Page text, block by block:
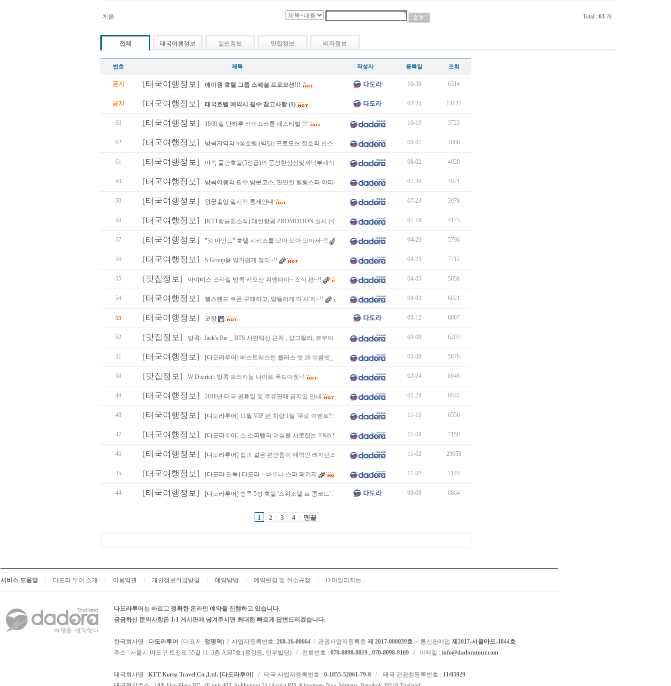
처음 Total : 63 개
전체 태국여행정보 일반정보 맛집정보 비자정보
번호 제목 작성자 등록일 조회
공지 [태국여행정보] 에이원 호텔 그룹 스페셜 프로모션!!! 10-30 6314
공지 [태국여행정보] 태국호텔 예약시 필수 참고사항 (1) 02-25 13127
63 [태국여행정보] 10/31일 단하루 러이끄라통 페스티벌 !!! 10-19 3723
62 [태국여행정보] 방콕지역의 5성호텔 (빅딜) 프로모션 절호의 찬스 !! 08-07 4086
61 [태국여행정보] 아속 풀만호텔(5성급)의 풍성한점심및저녁부페식사로 맛… 08-02 4020
60 [태국여행정보] 방콕여행의 필수 방문코스, 편안한 힐링스파 어떠세요^^ 07-30 4021
59 [태국여행정보] 왕궁출입 일시적 통제안내 07-23 3978
58 [태국여행정보] [KTT항공권소식] 대한항공 PROMOTION 실시 (수하물1+1가능) 07-19 4173
57 [태국여행정보] "앳 마인드" 호텔 시리즈를 모아 모아 모아서~!! 04-26 5796
56 [태국여행정보] S Group을 알기쉽게 정리~!! 04-25 7712
55 [맛집정보] 아이비스 스타일 방콕 카오산 위엥따이~ 조식 편~!! 04-05 5058
54 [태국여행정보] 헬스랜드 쿠폰 구매하고, 알뜰하게 마'사'지~!! 04-03 6021
53 [태국여행정보] 코창 03-12 6007
52 [맛집정보] 방콕:: Jack's Bar _ BTS 사판탁신 근처 , 샹그릴라, 르부아… 03-08 6203
51 [태국여행정보] [다도라투어] 베스트웨스턴 플러스 앳 20 수쿰빗_ 군더더… 03-08 5678
50 [맛집정보] W District:: 방콕 프라카농 나이트 푸드마켓~! 02-24 6948
49 [태국여행정보] 2018년 태국 공휴일 및 주류판매 금지일 안내 02-24 6942
48 [태국여행정보] [다도라투어] 11월 VIP 밴 차량 1일 '무료 이벤트'! 11-10 6550
47 [태국여행정보] [다도라투어] 소 소피텔의 여심을 사로잡는 'F&B Special&… 11-08 7150
46 [태국여행정보] [다도라투어] 집과 같은 편안함이 매력인 레지던스형 호… 11-02 23053
45 [태국여행정보] [다도라 단독] 다도라 + 바루나 스파 패키지 11-02 7145
44 [태국여행정보] [다도라투어] 방콕 5성 호텔 '스위소텔 르 콩코드' … 09-08 6864
1 2 3 4 맨끝
서비스 도움말 다도라 투어 소개 이용약관 개인정보취급방침 예약방법 예약변경 및 취소규정 D 마일리지는..
다도라투어는 빠르고 정확한 온라인 예약을 진행하고 있습니다.
궁금하신 문의사항은 1:1 게시판에 남겨주시면 최대한 빠르게 답변드리겠습니다.
한국회사명 : 다도라투어 (대표자: 정명덕) / 사업자등록번호: 268-16-00664 / 관광사업자등록증 제 2017-000039호 / 통신판매업 제2017-서울마포-1844호
주소 : 서울시 마포구 토정로 35길 11, 5층 A587호 (용강동, 인우빌딩) / 전화번호 : 070-8098-8819 , 070-8098-9169 / 이메일 : info@dadoratour.com
태국회사명 : KTT Korea Travel Co.,Ltd. [다도라투어] / 태국 사업자등록번호 : 0-1055-52061-79-8 / 태국 관광청등록번호 : 11/05929